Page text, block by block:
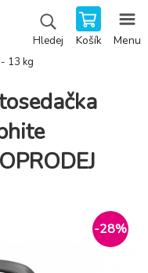
Hledej Košík Menu
13 kg
-28%